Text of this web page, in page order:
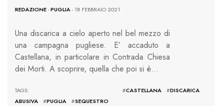
REDAZIONE-PUGLIA- 18 FEBBRAIO 2021
Una discarica a cielo aperto nel bel mezzo di
una campagna pugliese. E’ accaduto a
Castellana, in particolare in Contrada Chiesa
dei Morti. A scoprire, quella che poi si è…
TAGS: #CASTELLANA #DISCARICA
ABUSIVA
#PUGLIA #SEQUESTRO